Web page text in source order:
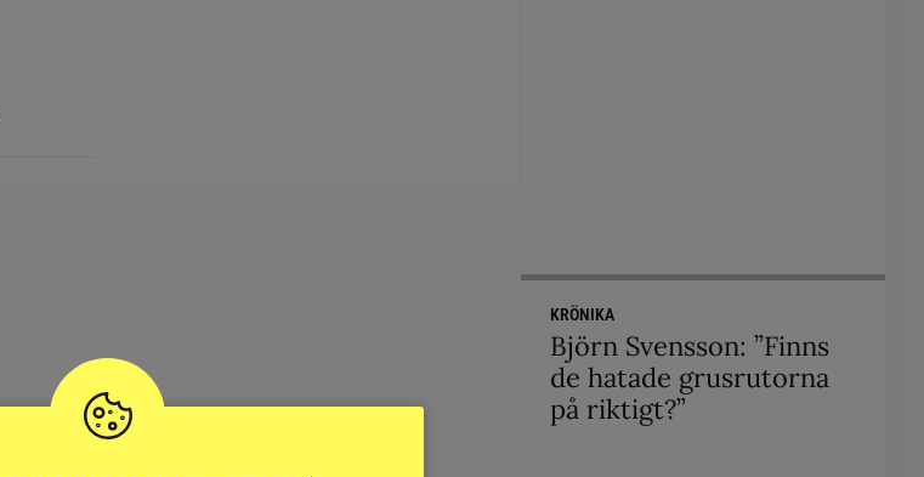
KRÖNIKA
Björn Svensson: ”Finns
de hatade grusrutorna
på riktigt?”